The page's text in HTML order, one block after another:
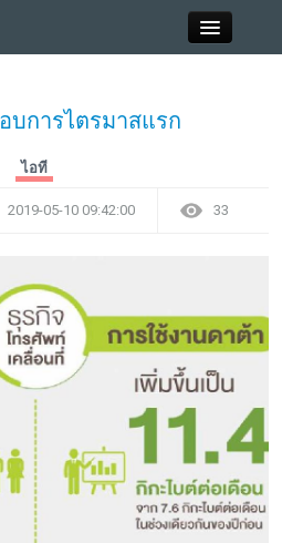
ข่าว
วาไรตี้
ไลฟ์สไตล์
สังคมออนไลน์
พระดอทกะฉ่อน
บการไตรมาสแรก
ไอที
2019-05-10 09:42:00 33